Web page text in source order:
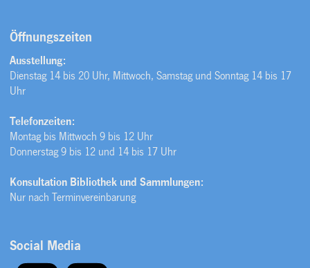
Öffnungszeiten
Ausstellung:
Dienstag 14 bis 20 Uhr, Mittwoch, Samstag und Sonntag 14 bis 17
Uhr
Telefonzeiten:
Montag bis Mittwoch 9 bis 12 Uhr
Donnerstag 9 bis 12 und 14 bis 17 Uhr
Konsultation Bibliothek und Sammlungen:
Nur nach Terminvereinbarung
Social Media